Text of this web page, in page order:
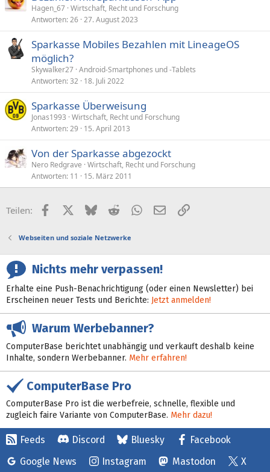
Hagen_67 Wirtschaft, Recht und Forschung
Antworten 26 27. August 2023
Sparkasse Mobiles Bezahlen mit LineageOS
möglich?
Skywalker27 Android-Smartphones und -Tablets
Antworten 32 18. Juli 2022
Sparkasse Überweisung
Jonas1993 Wirtschaft, Recht und Forschung
Antworten 29 15. April 2013
Von der Sparkasse abgezockt
Nero Redgrave Wirtschaft, Recht und Forschung
Antworten 11 15. März 2011
Teilen: FacebookX (Twitter)
BlueskyRedditWhatsApp
E-MailLink
Webseiten und soziale Netzwerke
Nichts mehr verpassen!
Erhalte eine Push-Benachrichtigung (oder einen Newsletter) bei
Erscheinen neuer Tests und Berichte: Jetzt anmelden!
Warum Werbebanner?
ComputerBase berichtet unabhängig und verkauft deshalb keine
Inhalte, sondern Werbebanner. Mehr erfahren!
ComputerBase Pro
ComputerBase Pro ist die werbefreie, schnelle, flexible und
zugleich faire Variante von ComputerBase. Mehr dazu!
Feeds Discord Bluesky
Facebook
Google News
Instagram Mastodon X